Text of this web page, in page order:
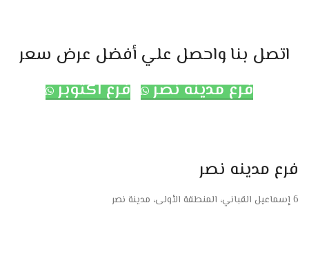
اتصل بنا واحصل علي أفضل عرض سعر
فرع مدينه نصر
فرع اكتوبر
فرع مدينه نصر
6 إسماعيل القباني، المنطقة الأولى، مدينة نصر